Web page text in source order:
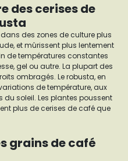
des cerises de
des zones de culture plus
et mûrissent plus lentement
de températures constantes
gel ou autre. La plupart des
ombragés. Le robusta, en
de température, aux
soleil. Les plantes poussent
plus de cerises de café que
grains de café